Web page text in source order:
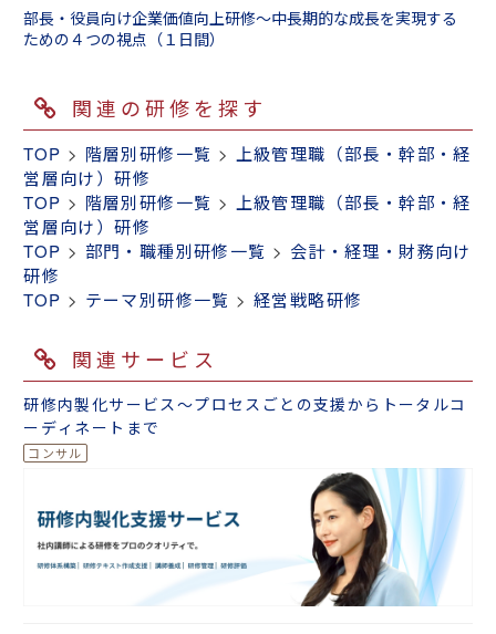
部長・役員向け企業価値向上研修～中長期的な成長を実現する
ための４つの視点（１日間）
関連の研修を探す
TOP > 階層別研修一覧 >
上級管理職（部長・幹部・経
営層向け）研修
TOP > 階層別研修一覧 >
上級管理職（部長・幹部・経
営層向け）研修
TOP > 部門・職種別研修一覧 > 会計・経理・財務向け
研修
TOP > テーマ別研修一覧 >経営戦略研修
関連サービス
研修内製化サービス～プロセスごとの支援からトータルコ
ーディネートまで